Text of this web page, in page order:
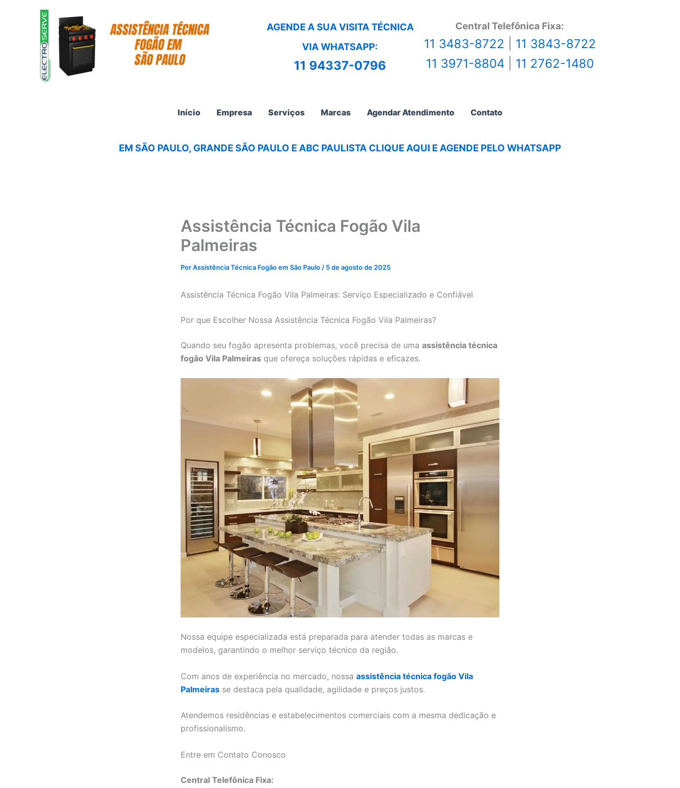
AGENDE A SUA VISITA TÉCNICA
VIA WHATSAPP:
11 94337-0796
Central Telefônica Fixa:
11 3483-8722
11 3843-8722
11 3971-8804
11 2762-1480
Início Empresa Serviços Marcas Agendar Atendimento Contato
EM SÃO PAULO, GRANDE SÃO PAULO E ABC PAULISTA CLIQUE AQUI E AGENDE PELO WHATSAPP
Assistência Técnica Fogão Vila
Palmeiras
PorAssistência Técnica Fogão em São Paulo/ 5 de agosto de 2025
Assistência Técnica Fogão Vila Palmeiras: Serviço Especializado e Confiável
Por que Escolher Nossa Assistência Técnica Fogão Vila Palmeiras?
Quando seu fogão apresenta problemas, você precisa de uma assistência técnica
fogão Vila Palmeiras que ofereça soluções rápidas e eficazes.
Nossa equipe especializada está preparada para atender todas as marcas e
modelos, garantindo o melhor serviço técnico da região.
Com anos de experiência no mercado, nossa assistência técnica fogão Vila
Palmeiras se destaca pela qualidade, agilidade e preços justos.
Atendemos residências e estabelecimentos comerciais com a mesma dedicação e
profissionalismo.
Entre em Contato Conosco
Central Telefônica Fixa: